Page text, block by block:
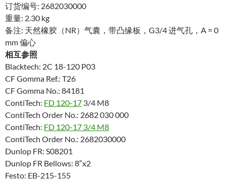
订货编号: 2682030000
重量: 2.30 kg
备注: 天然橡胶（NR）气囊，带凸缘板，G3/4 进气孔，A = 0
mm 偏心
相互参照
Blacktech: 2C 18-120 P03
CF Gomma Ref.: T26
CF Gomma No.: 84181
ContiTech: FD 120-17 3/4 M8
ContiTech Order No.: 2682 030 000
ContiTech: FD 120-17 3/4 M8
ContiTech Order No.: 2682030000
Dunlop FR: S08201
Dunlop FR Bellows: 8″x2
Festo: EB-215-155